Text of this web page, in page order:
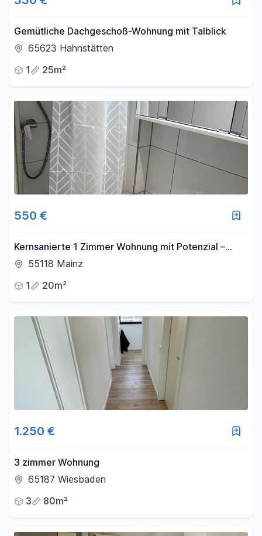
Gemütliche Dachgeschoß-Wohnung mit Talblick
65623 Hahnstätten
1
25m²
550 €
Kernsanierte 1 Zimmer Wohnung mit Potenzial –
zentrale Lage Mainz ab 15.08 - oder 01.09
55118 Mainz
1
20m²
1.250 €
3 zimmer Wohnung
65187 Wiesbaden
3
80m²